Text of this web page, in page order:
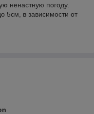
ненастную погоду.
5см, в зависимости от